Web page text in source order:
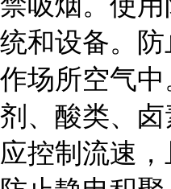
统和设备。
作场所空气
剂、酸类、
应控制流速